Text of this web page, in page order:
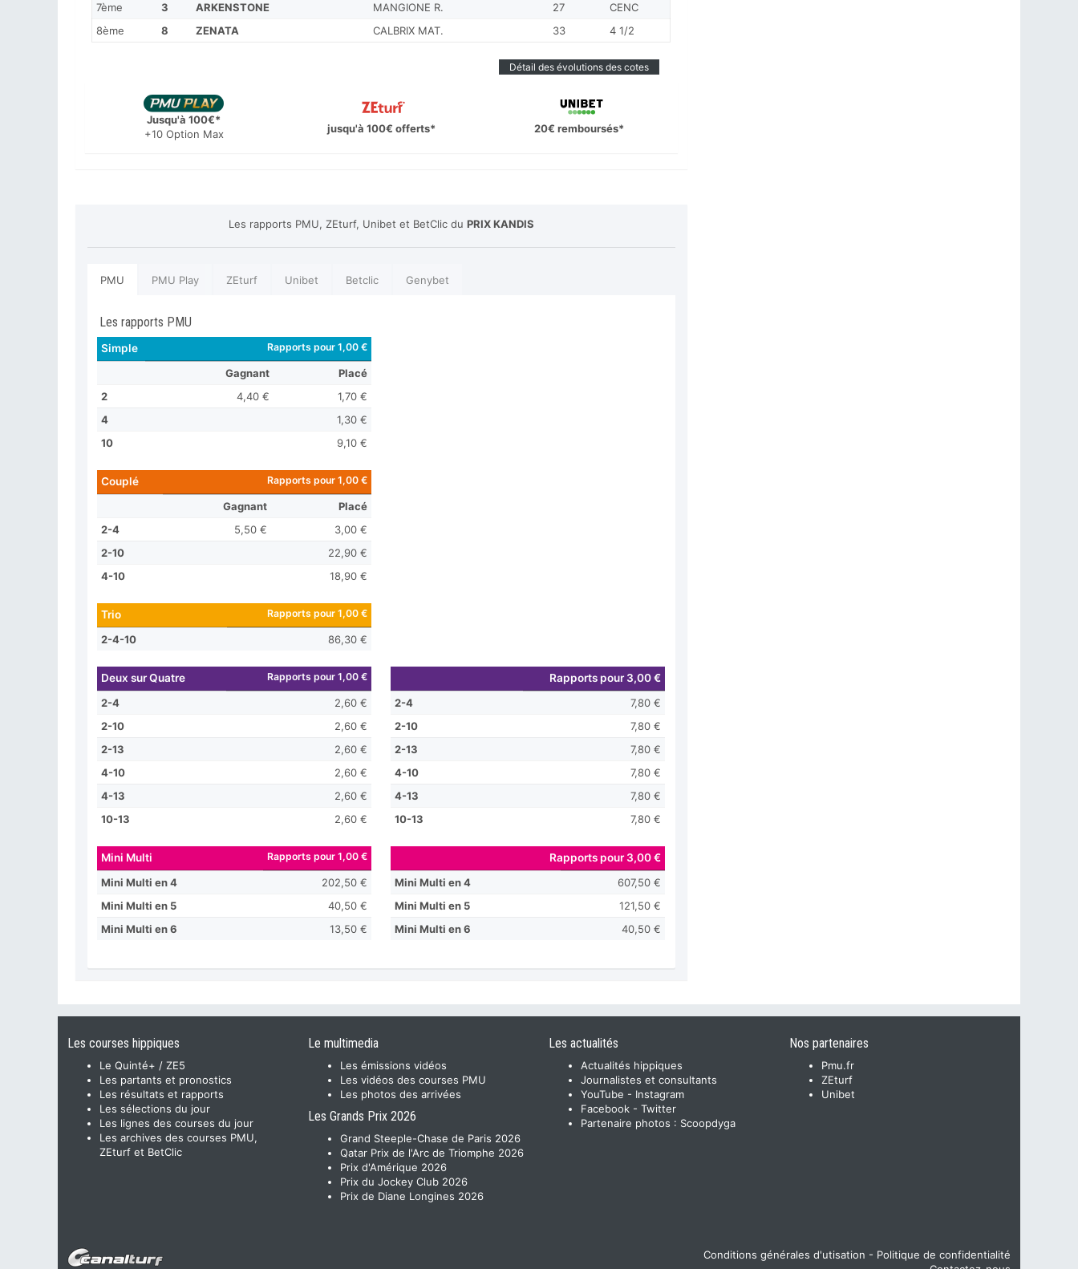
7ème
3 ARKENSTONE MANGIONE R. 27
CENC
8ème
8 ZENATA CALBRIX MAT. 33 4 1/2
Détail des évolutions des cotes
Jusqu'à 100€*
+10 Option Max
jusqu'à 100€ offerts* 20€ remboursés*
Les rapports PMU, ZEturf, Unibet et BetClic du PRIX KANDIS
PMU PMU Play ZEturf Unibet Betclic Genybet
Les rapports PMU
Simple Rapports pour 1,00 €
Gagnant
Placé
2
4,40 €
1,70 €
4
1,30 €
10
9,10 €
Couplé Rapports pour 1,00 €
Gagnant
Placé
2-4
5,50 €
3,00 €
2-10
22,90 €
4-10
18,90 €
Trio Rapports pour 1,00 €
2-4-10 86,30 €
Deux sur Quatre Rapports pour 1,00 €
2-4
2,60 €
2-10
2,60 €
2-13
2,60 €
4-10
2,60 €
4-13
2,60 €
10-13
2,60 €
Rapports pour 3,00 €
2-4
7,80 €
2-10
7,80 €
2-13
7,80 €
4-10
7,80 €
4-13
7,80 €
10-13
7,80 €
Mini Multi Rapports pour 1,00 €
Mini Multi en 4
202,50 €
Mini Multi en 5
40,50 €
Mini Multi en 6
13,50 €
Rapports pour 3,00 €
Mini Multi en 4
607,50 €
Mini Multi en 5
121,50 €
Mini Multi en 6
40,50 €
Les courses hippiques
Le Quinté+ / ZE5
Les partants et pronostics
Les résultats et rapports
Les sélections du jour
Les lignes des courses du jour
Les archives des courses PMU,
ZEturf et BetClic
Le multimedia
Les émissions vidéos
Les vidéos des courses PMU
Les photos des arrivées
Les Grands Prix 2026
Grand Steeple-Chase de Paris 2026
Qatar Prix de l'Arc de Triomphe 2026
Prix d'Amérique 2026
Prix du Jockey Club 2026
Prix de Diane Longines 2026
Les actualités
Actualités hippiques
Journalistes et consultants
YouTube - Instagram
Facebook - Twitter
Partenaire photos : Scoopdyga
Nos partenaires
Pmu.fr
ZEturf
Unibet
Conditions générales d'utisation - Politique de confidentialité